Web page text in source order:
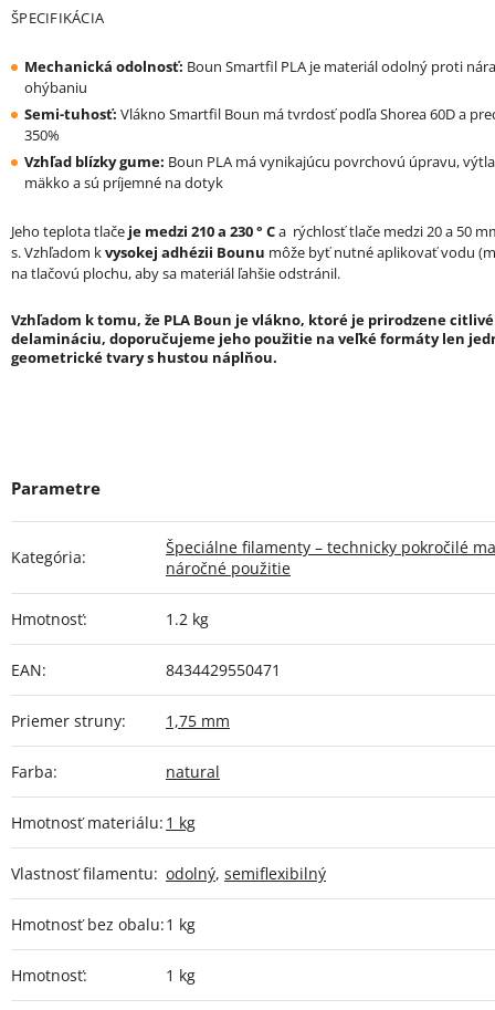
ŠPECIFIKÁCIA
Mechanická odolnosť: Boun Smartfil PLA je materiál odolný proti
ohýbaniu
Semi-tuhosť: Vlákno Smartfil Boun má tvrdosť podľa Shorea 60D a
350%
Vzhľad blízky gume: Boun PLA má vynikajúcu povrchovú úpravu,
mäkko a sú príjemné na dotyk
Jeho teplota tlače je medzi 210 a 230 ° Ca rýchlosť tlače medzi 20 a 50
s. Vzhľadom kvysokej adhézii Bounu môže byť nutné aplikovať vodu
na tlačovú plochu, aby sa materiál ľahšie odstránil.
Vzhľadom k tomu, že PLA Boun je vlákno, ktoré je prirodzene
delamináciu, doporučujeme jeho použitie na veľké formáty len
geometrické tvary s hustou náplňou.
Kategória:
Špeciálne filamenty – technicky pokročilé
náročné použitie
Hmotnosť: 1.2 kg
EAN: 8434429550471
Priemer struny: 1,75 mm
Farba: natural
Hmotnosť materiálu: 1 kg
Vlastnosť filamentu: odolný, semiflexibilný
Hmotnosť bez obalu:1 kg
Hmotnosť: 1 kg